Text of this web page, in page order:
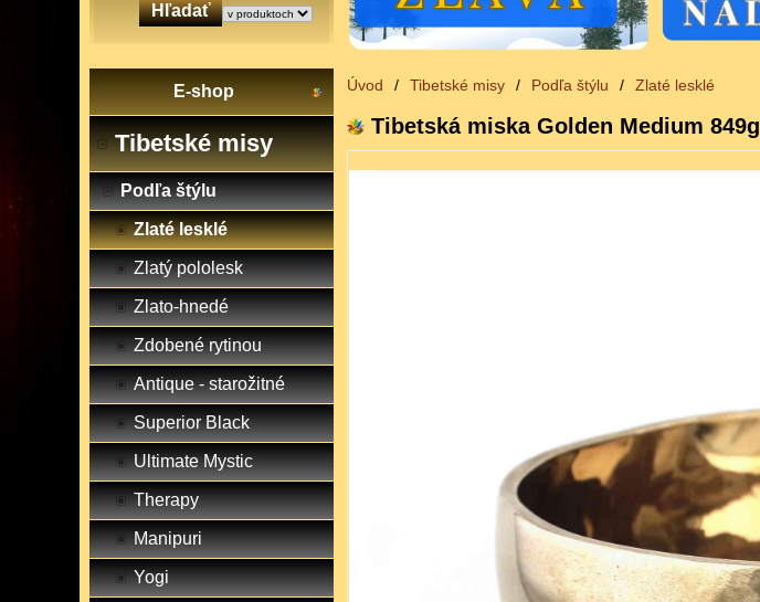
Hľadať
E-shop
Tibetské misy
Podľa štýlu
Zlaté lesklé
Zlatý pololesk
Zlato-hnedé
Zdobené rytinou
Antique - starožitné
Superior Black
Ultimate Mystic
Therapy
Manipuri
Yogi
Úvod / Tibetské misy / Podľa štýlu / Zlaté lesklé
Tibetská miska Golden Medium 849g